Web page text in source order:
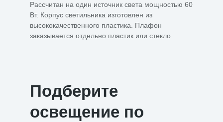
Рассчитан на один источник света мощностью 60
Вт. Корпус светильника изготовлен из
высококачественного пластика. Плафон
заказывается отдельно пластик или стекло
Подберите
освещение по